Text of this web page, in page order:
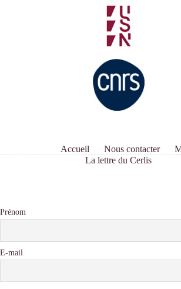
Accueil Nous contacter
La lettre du Cerlis
Prénom
E-mail